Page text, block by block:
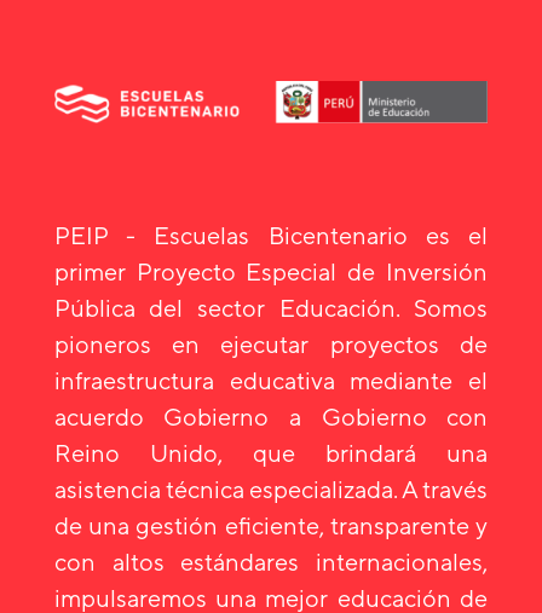
PEIP - Escuelas Bicentenario es el
primer Proyecto Especial de Inversión
Pública del sector Educación. Somos
pioneros en ejecutar proyectos de
infraestructura educativa mediante el
acuerdo Gobierno a Gobierno con
Reino Unido, que brindará una
asistencia técnica especializada. A través
de una gestión eficiente, transparente y
con altos estándares internacionales,
impulsaremos una mejor educación de